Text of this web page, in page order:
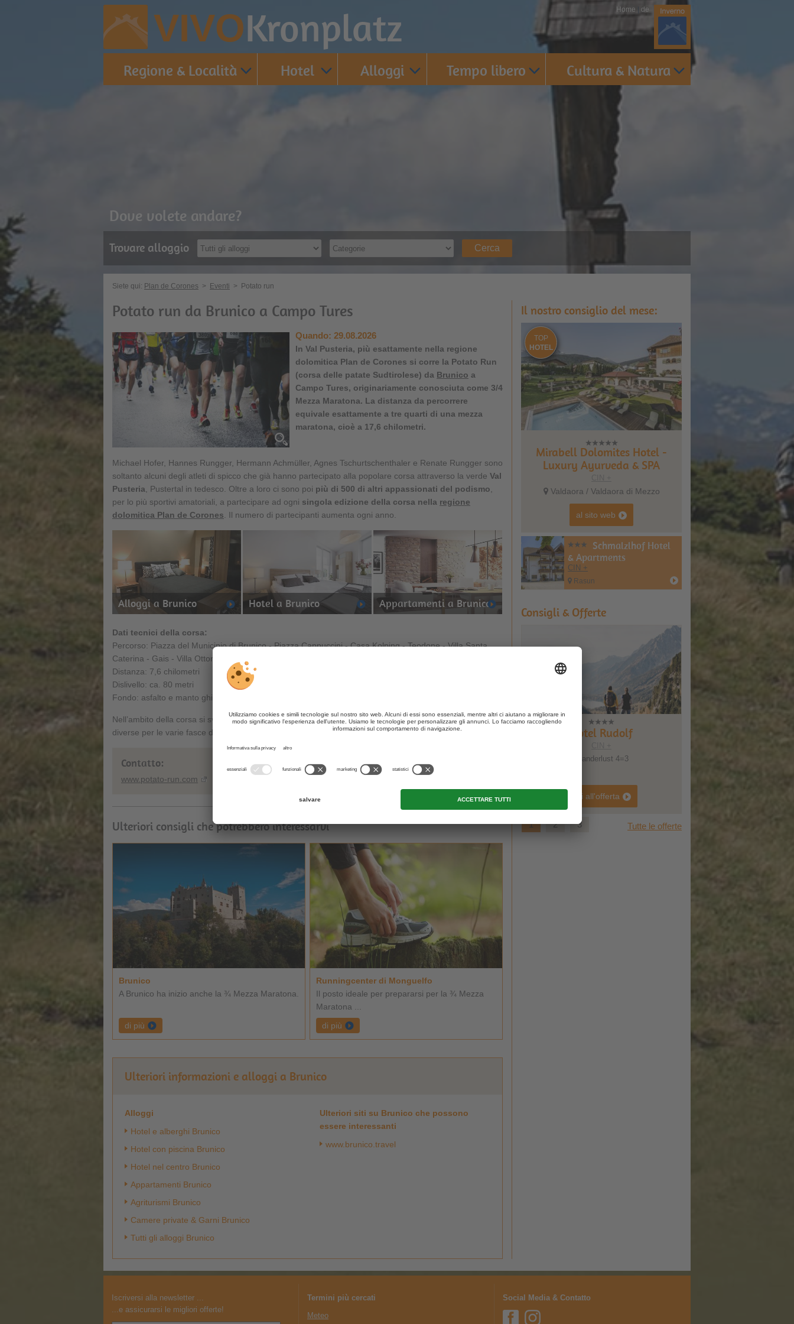
VIVOKronplatz
Dove volete andare?
Trovare alloggio Cerca
Regione & Località Hotel Alloggi Tempo libero Cultura & Natura
Home de
Siete qui: Plan de Corones > Eventi > Potato run
Potato run da Brunico a Campo Tures
Quando: 29.08.2026
In Val Pusteria, più esattamente nella regione
dolomitica Plan de Corones si corre la Potato Run
(corsa delle patate Sudtirolese) da Brunico a
Campo Tures, originariamente conosciuta come 3/4
Mezza Maratona. La distanza da percorrere
equivale esattamente a tre quarti di una mezza
maratona, cioè a 17,6 chilometri.
Michael Hofer, Hannes Rungger, Hermann Achmüller, Agnes Tschurtschenthaler e Renate Rungger sono
soltanto alcuni degli atleti di spicco che già hanno partecipato alla popolare corsa attraverso la verde Val
Pusteria , Pustertal in tedesco. Oltre a loro ci sono poi più di 500 di altri appassionati del podismo
per lo più sportivi amatoriali, a partecipare ad ogni singola edizione della corsa nella regione
dolomitica Plan de Corones . Il numero di partecipanti aumenta ogni anno.
Alloggi a Brunico Hotel a Brunico Appartamenti a Brunico
Dati tecnici della corsa:
Percorso: Piazza del Municipio di Brunico - Piazza Cappuccini - Casa Kolping - Teodone - Villa Santa
Caterina - Gais - Villa Ottone - Caminata di Tures - Bagni di Bad Winkel - Campo Tures
Distanza: 7,6 chilometri
Dislivello: ca. 80 metri
Fondo: asfalto e manto ghiaioso
Nell’ambito della corsa si svolge anche unagara per bambini, laMini Potato Run. Ci sono circuiti
diverse per le varie fasce d’età a Campo Tures intorno alla Piazza Tubris.
Contatto:
www.potato-run.com
Ulteriori consigli che potrebbero interessarvi
Brunico
A Brunico ha inizio anche la ¾ Mezza Maratona.
di più
Runningcenter di Monguelfo
Il posto ideale per prepararsi per la ¾ Mezza
Maratona ...
di più
Ulteriori informazioni e alloggi a Brunico
Alloggi
Hotel e alberghi Brunico
Hotel con piscina Brunico
Hotel nel centro Brunico
Appartamenti Brunico
Agriturismi Brunico
Camere private & Garni Brunico
Tutti gli alloggi Brunico
Ulteriori siti su Brunico che possono
essere interessanti
www.brunico.travel
Il nostro consiglio del mese:
TOP
HOTEL
Mirabell Dolomites Hotel -
Luxury Ayurveda & SPA
Valdaora / Valdaora di Mezzo
al sito web
Schmalzlhof Hotel
& Apartments
CIN +
Rasun
Consigli & Offerte
Hotel Rudolf
Wanderlust 4=3
vai all'offerta
Hotel
1 2 3 Tutte le offerte
Iscriversi alla newsletter ...
...e assicurarsi le migliori offerte!
Termini più cercati
Meteo
Social Media & Contatto